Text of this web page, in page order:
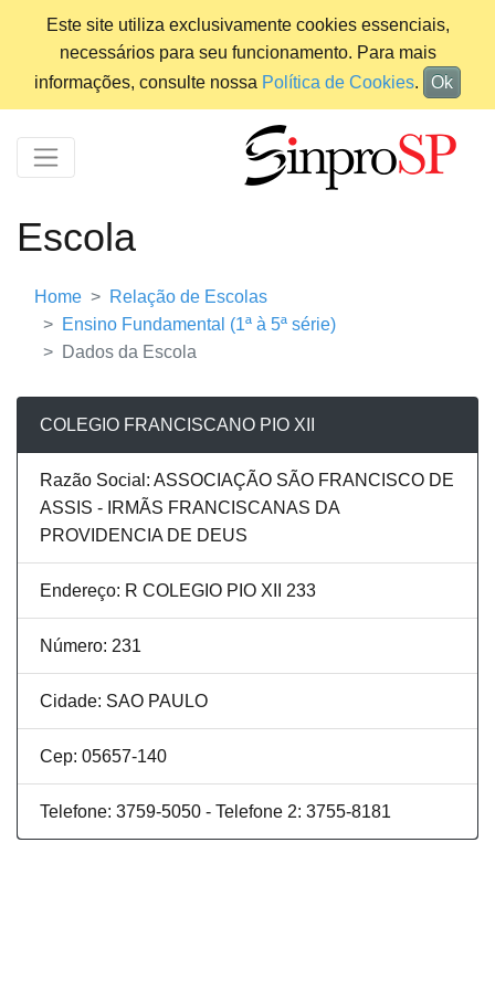
Este site utiliza exclusivamente cookies essenciais,
necessários para seu funcionamento. Para mais
informações, consulte nossa Política de Cookies. Ok
Escola
Home
Relação de Escolas
Ensino Fundamental (1ª à 5ª série)
Dados da Escola
COLEGIO FRANCISCANO PIO XII
Razão Social: ASSOCIAÇÃO SÃO FRANCISCO DE
ASSIS - IRMÃS FRANCISCANAS DA
PROVIDENCIA DE DEUS
Endereço: R COLEGIO PIO XII 233
Número: 231
Cidade: SAO PAULO
Cep: 05657-140
Telefone: 3759-5050 - Telefone 2: 3755-8181